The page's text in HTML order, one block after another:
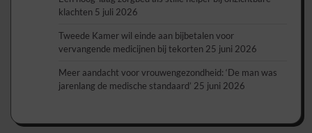
klachten 5 juli 2026
Tweede Kamer wil einde aan bijbetalen voor
vervangende medicijnen bij tekorten 25 juni 2026
Meer aandacht voor vrouwengezondheid: ‘De man was
jarenlang de medische standaard’ 25 juni 2026